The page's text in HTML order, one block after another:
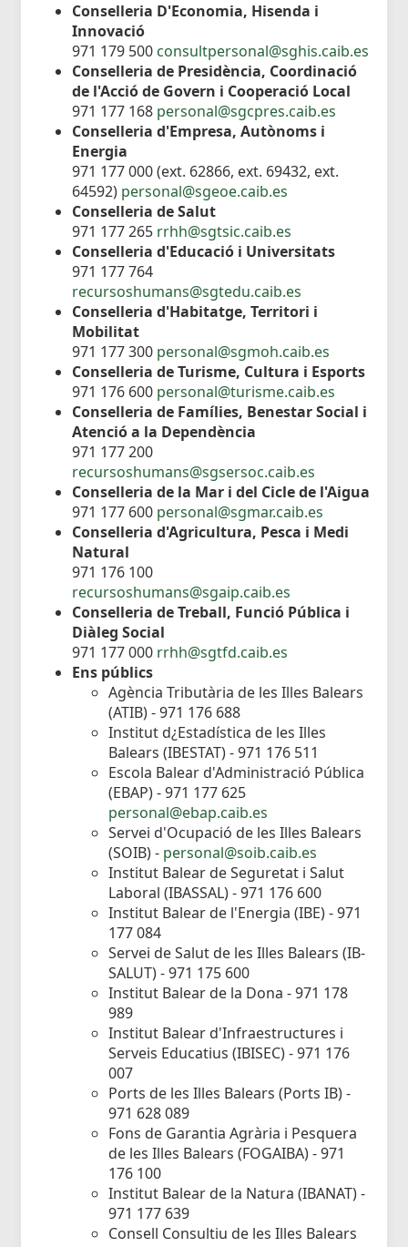
Conselleria D'Economia, Hisenda i
Innovació
971 179 500 consultpersonal@sghis.caib.es
Conselleria de Presidència, Coordinació
de l'Acció de Govern i Cooperació Local
971 177 168 personal@sgcpres.caib.es
Conselleria d'Empresa, Autònoms i
Energia
971 177 000 (ext. 62866, ext. 69432, ext.
64592) personal@sgeoe.caib.es
Conselleria de Salut
971 177 265 rrhh@sgtsic.caib.es
Conselleria d'Educació i Universitats
971 177 764
recursoshumans@sgtedu.caib.es
Conselleria d'Habitatge, Territori i
Mobilitat
971 177 300 personal@sgmoh.caib.es
Conselleria de Turisme, Cultura i Esports
971 176 600 personal@turisme.caib.es
Conselleria de Famílies, Benestar Social i
Atenció a la Dependència
971 177 200
recursoshumans@sgsersoc.caib.es
Conselleria de la Mar i del Cicle de l'Aigua
971 177 600 personal@sgmar.caib.es
Conselleria d'Agricultura, Pesca i Medi
Natural
971 176 100
recursoshumans@sgaip.caib.es
Conselleria de Treball, Funció Pública i
Diàleg Social
971 177 000 rrhh@sgtfd.caib.es
Ens públics
Agència Tributària de les Illes Balears
(ATIB) - 971 176 688
Institut d¿Estadística de les Illes
Balears (IBESTAT) - 971 176 511
Escola Balear d'Administració Pública
(EBAP) - 971 177 625
personal@ebap.caib.es
Servei d'Ocupació de les Illes Balears
(SOIB) - personal@soib.caib.es
Institut Balear de Seguretat i Salut
Laboral (IBASSAL) - 971 176 600
Institut Balear de l'Energia (IBE) - 971
177 084
Servei de Salut de les Illes Balears (IB-
SALUT) - 971 175 600
Institut Balear de la Dona - 971 178
989
Institut Balear d'Infraestructures i
Serveis Educatius (IBISEC) - 971 176
007
Ports de les Illes Balears (Ports IB) -
971 628 089
Fons de Garantia Agrària i Pesquera
de les Illes Balears (FOGAIBA) - 971
176 100
Institut Balear de la Natura (IBANAT) -
971 177 639
Consell Consultiu de les Illes Balears